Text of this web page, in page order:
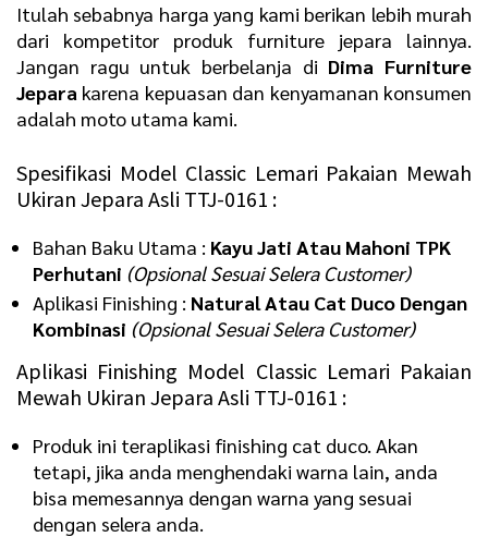
Itulah sebabnya harga yang kami berikan lebih murah
dari kompetitor produk furniture jepara lainnya.
Jangan ragu untuk berbelanja di Dima Furniture
Jepara karena kepuasan dan kenyamanan konsumen
adalah moto utama kami.
Spesifikasi Model Classic Lemari Pakaian Mewah
Ukiran Jepara Asli TTJ-0161 :
Bahan Baku Utama : Kayu Jati Atau Mahoni TPK
Perhutani (Opsional Sesuai Selera Customer)
Aplikasi Finishing : Natural Atau Cat Duco Dengan
Kombinasi (Opsional Sesuai Selera Customer)
Aplikasi Finishing Model Classic Lemari Pakaian
Mewah Ukiran Jepara Asli TTJ-0161 :
Produk ini teraplikasi finishing cat duco. Akan
tetapi, jika anda menghendaki warna lain, anda
bisa memesannya dengan warna yang sesuai
dengan selera anda.